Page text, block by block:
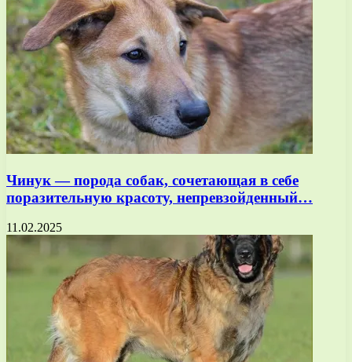
Чинук — порода собак, сочетающая в себе
поразительную красоту, непревзойденный…
11.02.2025